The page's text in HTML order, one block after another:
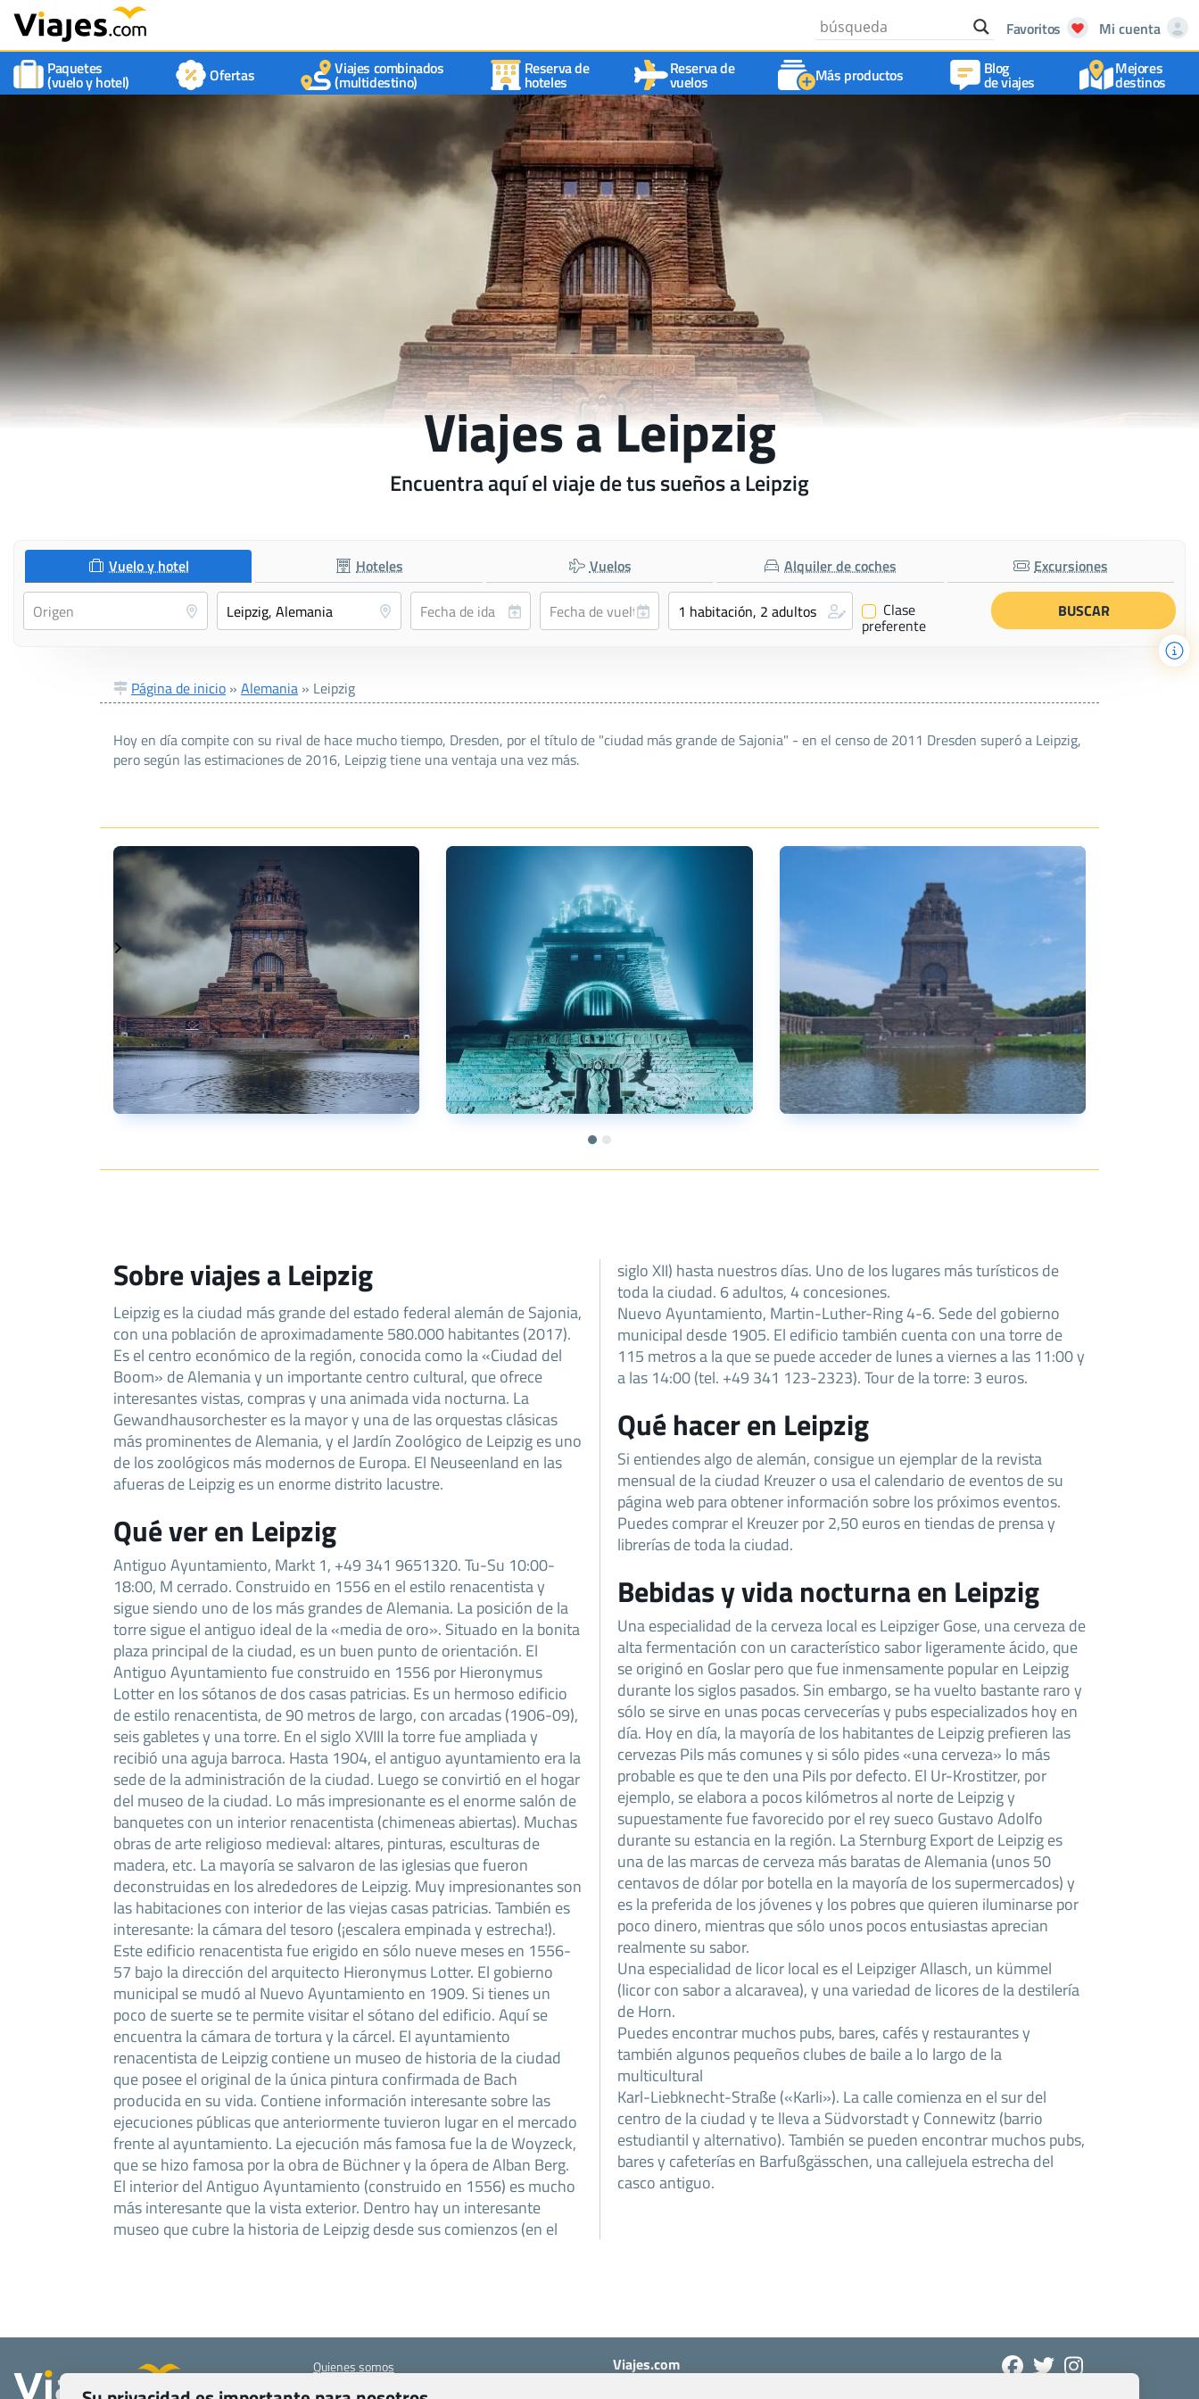
Favoritos
Mi cuenta
Paquetes
(vuelo y hotel) Ofertas Viajes combinados
(multidestino)
Reserva de
hoteles
Reserva de
vuelos Más productos Blog
de viajes
Mejores
destinos
Viajes a Leipzig
Encuentra aquí el viaje de tus sueños a Leipzig
Vuelo y hotel Hoteles Vuelos Alquiler de coches Excursiones
✔ Clase
preferente
Página de inicio » Alemania » Leipzig
Hoy en día compite con su rival de hace mucho tiempo, Dresden, por el título de "ciudad más grande de Sajonia" - en el censo de 2011 Dresden superó a Leipzig,
pero según las estimaciones de 2016, Leipzig tiene una ventaja una vez más.
Sobre viajes a Leipzig
Leipzig es la ciudad más grande del estado federal alemán de Sajonia,
con una población de aproximadamente 580.000 habitantes (2017).
Es el centro económico de la región, conocida como la «Ciudad del
Boom» de Alemania y un importante centro cultural, que ofrece
interesantes vistas, compras y una animada vida nocturna. La
Gewandhausorchester es la mayor y una de las orquestas clásicas
más prominentes de Alemania, y el Jardín Zoológico de Leipzig es uno
de los zoológicos más modernos de Europa. El Neuseenland en las
afueras de Leipzig es un enorme distrito lacustre.
Qué ver en Leipzig
Antiguo Ayuntamiento, Markt 1, +49 341 9651320. Tu-Su 10:00-
18:00, M cerrado. Construido en 1556 en el estilo renacentista y
sigue siendo uno de los más grandes de Alemania. La posición de la
torre sigue el antiguo ideal de la «media de oro». Situado en la bonita
plaza principal de la ciudad, es un buen punto de orientación. El
Antiguo Ayuntamiento fue construido en 1556 por Hieronymus
Lotter en los sótanos de dos casas patricias. Es un hermoso edificio
de estilo renacentista, de 90 metros de largo, con arcadas (1906-09),
seis gabletes y una torre. En el siglo XVIII la torre fue ampliada y
recibió una aguja barroca. Hasta 1904, el antiguo ayuntamiento era la
sede de la administración de la ciudad. Luego se convirtió en el hogar
del museo de la ciudad. Lo más impresionante es el enorme salón de
banquetes con un interior renacentista (chimeneas abiertas). Muchas
obras de arte religioso medieval: altares, pinturas, esculturas de
madera, etc. La mayoría se salvaron de las iglesias que fueron
deconstruidas en los alrededores de Leipzig. Muy impresionantes son
las habitaciones con interior de las viejas casas patricias. También es
interesante: la cámara del tesoro (¡escalera empinada y estrecha!).
Este edificio renacentista fue erigido en sólo nueve meses en 1556-
57 bajo la dirección del arquitecto Hieronymus Lotter. El gobierno
municipal se mudó al Nuevo Ayuntamiento en 1909. Si tienes un
poco de suerte se te permite visitar el sótano del edificio. Aquí se
encuentra la cámara de tortura y la cárcel. El ayuntamiento
renacentista de Leipzig contiene un museo de historia de la ciudad
que posee el original de la única pintura confirmada de Bach
producida en su vida. Contiene información interesante sobre las
ejecuciones públicas que anteriormente tuvieron lugar en el mercado
frente al ayuntamiento. La ejecución más famosa fue la de Woyzeck,
que se hizo famosa por la obra de Büchner y la ópera de Alban Berg.
El interior del Antiguo Ayuntamiento (construido en 1556) es mucho
más interesante que la vista exterior. Dentro hay un interesante
museo que cubre la historia de Leipzig desde sus comienzos (en el
siglo XII) hasta nuestros días. Uno de los lugares más turísticos de
toda la ciudad. 6 adultos, 4 concesiones.
Nuevo Ayuntamiento, Martin-Luther-Ring 4-6. Sede del gobierno
municipal desde 1905. El edificio también cuenta con una torre de
115 metros a la que se puede acceder de lunes a viernes a las 11:00 y
a las 14:00 (tel. +49 341 123-2323). Tour de la torre: 3 euros.
Qué hacer en Leipzig
Si entiendes algo de alemán, consigue un ejemplar de la revista
mensual de la ciudad Kreuzer o usa el calendario de eventos de su
página web para obtener información sobre los próximos eventos.
Puedes comprar el Kreuzer por 2,50 euros en tiendas de prensa y
librerías de toda la ciudad.
Bebidas y vida nocturna en Leipzig
Una especialidad de la cerveza local es Leipziger Gose, una cerveza de
alta fermentación con un característico sabor ligeramente ácido, que
se originó en Goslar pero que fue inmensamente popular en Leipzig
durante los siglos pasados. Sin embargo, se ha vuelto bastante raro y
sólo se sirve en unas pocas cervecerías y pubs especializados hoy en
día. Hoy en día, la mayoría de los habitantes de Leipzig prefieren las
cervezas Pils más comunes y si sólo pides «una cerveza» lo más
probable es que te den una Pils por defecto. El Ur-Krostitzer, por
ejemplo, se elabora a pocos kilómetros al norte de Leipzig y
supuestamente fue favorecido por el rey sueco Gustavo Adolfo
durante su estancia en la región. La Sternburg Export de Leipzig es
una de las marcas de cerveza más baratas de Alemania (unos 50
centavos de dólar por botella en la mayoría de los supermercados) y
es la preferida de los jóvenes y los pobres que quieren iluminarse por
poco dinero, mientras que sólo unos pocos entusiastas aprecian
realmente su sabor.
Una especialidad de licor local es el Leipziger Allasch, un kümmel
(licor con sabor a alcaravea), y una variedad de licores de la destilería
de Horn.
Puedes encontrar muchos pubs, bares, cafés y restaurantes y
también algunos pequeños clubes de baile a lo largo de la
multicultural
Karl-Liebknecht-Straße («Karli»). La calle comienza en el sur del
centro de la ciudad y te lleva a Südvorstadt y Connewitz (barrio
estudiantil y alternativo). También se pueden encontrar muchos pubs,
bares y cafeterías en Barfußgässchen, una callejuela estrecha del
casco antiguo.
Quienes somos
Viajes.com